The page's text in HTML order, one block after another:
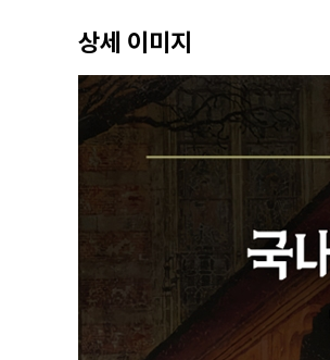
저녁
이웃 여인의 집
길거리(2)
숲과 동굴
그레트헨의 방 195
마르테의 정원 199
우물가에서 206
성벽 사이 통로 210
상세 이미지